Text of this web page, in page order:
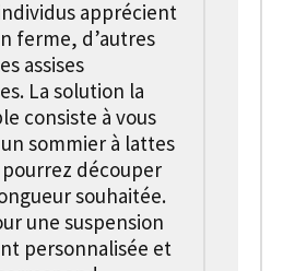
apprécient
ferme, d’autres
assises
La solution la
consiste à vous
sommier à lattes
découper
souhaitée.
une suspension
personnalisée et